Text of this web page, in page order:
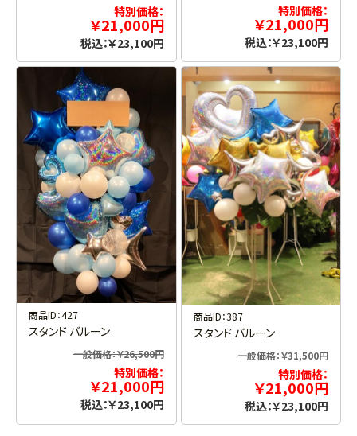
特別価格：
￥21,000円
税込：￥23,100円
特別価格：
￥21,000円
税込：￥23,100円
商品ID：427
スタンド バルーン
一般価格：￥26,500円
特別価格：
￥21,000円
税込：￥23,100円
商品ID：387
スタンド バルーン
一般価格：￥31,500円
特別価格：
￥21,000円
税込：￥23,100円